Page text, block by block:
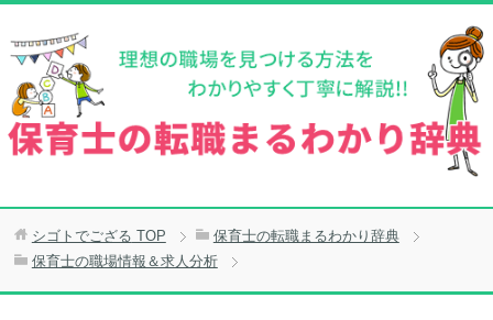
シゴトでござる TOP
保育士の転職まるわかり辞典
保育士の職場情報＆求人分析